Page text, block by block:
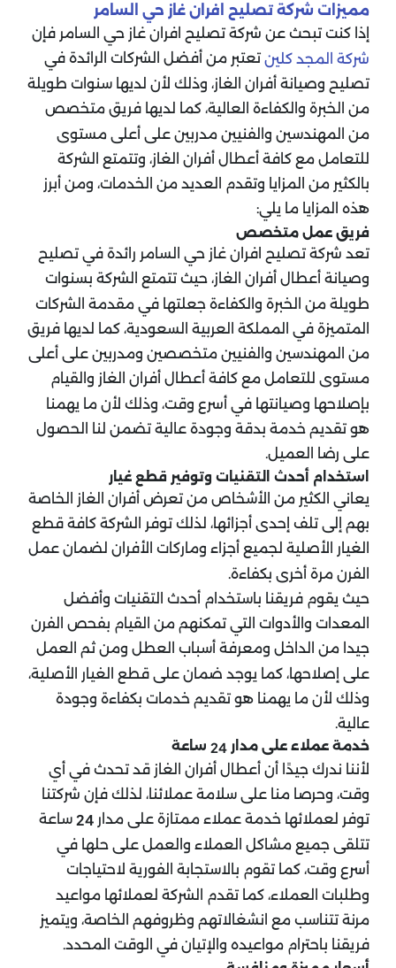
مميزات شركة تصليح افران غاز حي السامر
إذا كنت تبحث عن شركة تصليح افران غاز حي السامر فإن
شركة المجد كلين تعتبر من أفضل الشركات الرائدة في
تصليح وصيانة أفران الغاز، وذلك لأن لديها سنوات طويلة
من الخبرة والكفاءة العالية، كما لديها فريق متخصص
من المهندسين والفنيين مدربين على أعلى مستوى
للتعامل مع كافة أعطال أفران الغاز، وتتمتع الشركة
بالكثير من المزايا وتقدم العديد من الخدمات، ومن أبرز
هذه المزايا ما يلي:
فريق عمل متخصص
تعد شركة تصليح افران غاز حي السامر رائدة في تصليح
وصيانة أعطال أفران الغاز، حيث تتمتع الشركة بسنوات
طويلة من الخبرة والكفاءة جعلتها في مقدمة الشركات
المتميزة في المملكة العربية السعودية، كما لديها فريق
من المهندسين والفنيين متخصصين ومدربين على أعلى
مستوى للتعامل مع كافة أعطال أفران الغاز والقيام
بإصلاحها وصيانتها في أسرع وقت، وذلك لأن ما يهمنا
هو تقديم خدمة بدقة وجودة عالية تضمن لنا الحصول
على رضا العميل.
استخدام أحدث التقنيات وتوفير قطع غيار
يعاني الكثير من الأشخاص من تعرض أفران الغاز الخاصة
بهم إلى تلف إحدى أجزائها، لذلك توفر الشركة كافة قطع
الغيار الأصلية لجميع أجزاء وماركات الأفران لضمان عمل
الفرن مرة أخرى بكفاءة.
حيث يقوم فريقنا باستخدام أحدث التقنيات وأفضل
المعدات والأدوات التي تمكنهم من القيام بفحص الفرن
جيدا من الداخل ومعرفة أسباب العطل ومن ثم العمل
على إصلاحها، كما يوجد ضمان على قطع الغيار الأصلية،
وذلك لأن ما يهمنا هو تقديم خدمات بكفاءة وجودة
عالية.
خدمة عملاء على مدار 24 ساعة
لأننا ندرك جيدًا أن أعطال أفران الغاز قد تحدث في أي
وقت، وحرصا منا على سلامة عملائنا، لذلك فإن شركتنا
توفر لعملائها خدمة عملاء ممتازة على مدار 24 ساعة
تتلقى جميع مشاكل العملاء والعمل على حلها في
أسرع وقت، كما تقوم بالاستجابة الفورية لاحتياجات
وطلبات العملاء، كما تقدم الشركة لعملائها مواعيد
مرنة تتناسب مع انشغالاتهم وظروفهم الخاصة، ويتميز
فريقنا باحترام مواعيده والإتيان في الوقت المحدد.